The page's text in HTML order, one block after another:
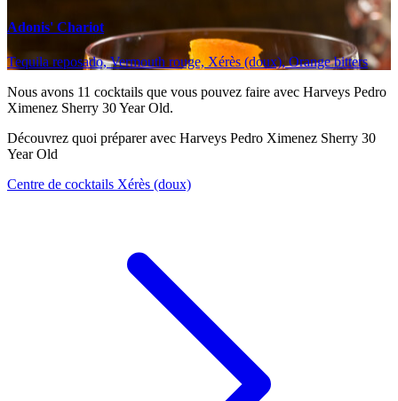
Adonis' Chariot
Tequila reposado, Vermouth rouge, Xérès (doux), Orange bitters
Nous avons 11 cocktails que vous pouvez faire avec Harveys Pedro
Ximenez Sherry 30 Year Old.
Découvrez quoi préparer avec Harveys Pedro Ximenez Sherry 30
Year Old
Centre de cocktails Xérès (doux)